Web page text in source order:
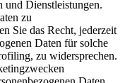
und Dienstleistungen.
zu
Sie das Recht, jederzeit
Daten für solche
zu widersprechen.